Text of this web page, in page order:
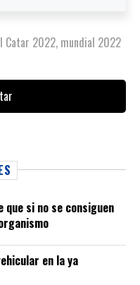
Catar 2022, mundial 2022
que si no se consiguen
en la ya